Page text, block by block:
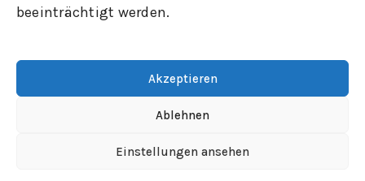
beeinträchtigt werden.
Akzeptieren
Ablehnen
Einstellungen ansehen